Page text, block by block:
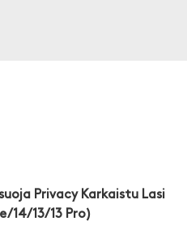
Privacy Karkaistu Lasi
14/13/13 Pro)